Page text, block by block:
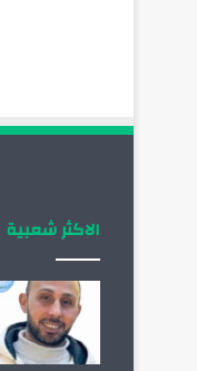
الاكثر شعبية